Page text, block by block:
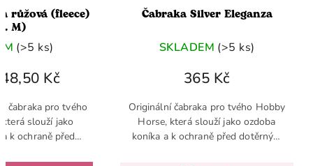
růžová (fleece)
M)
(>5 ks)
Kč
čabraka pro tvého
slouží jako
k ochraně před
Čabraka Silver Eleganza
SKLADEM (>5 ks)
365 Kč
Originální čabraka pro tvého Hobby
Horse, která slouží jako ozdoba
koníka a k ochraně před dotěrným